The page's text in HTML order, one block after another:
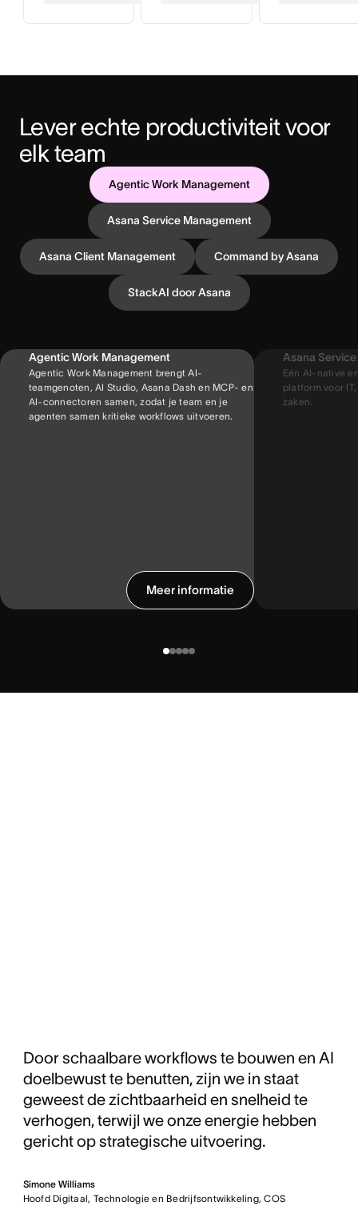
Lever echte productiviteit voor
elk team
Agentic Work Management
Asana Service Management
Asana Client Management Command by Asana
StackAI door Asana
Agentic Work Management
Agentic Work Management brengt AI-
teamgenoten, AI Studio, Asana Dash en MCP- en
AI-connectoren samen, zodat je team en je
agenten samen kritieke workflows uitvoeren.
Meer informatie
Asana
Eén AI-native
platform voor
zaken.
Door schaalbare workflows te bouwen en AI
doelbewust te benutten, zijn we in staat
geweest de zichtbaarheid en snelheid te
verhogen, terwijl we onze energie hebben
gericht op strategische uitvoering.
Simone Williams
Hoofd Digitaal, Technologie en Bedrijfsontwikkeling, COS